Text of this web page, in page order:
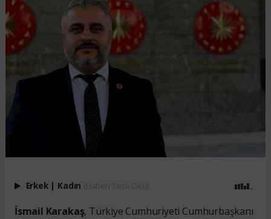
Erkek | Kadın
İsmail Karakaş, Türkiye Cumhuriyeti Cumhurbaşkanı